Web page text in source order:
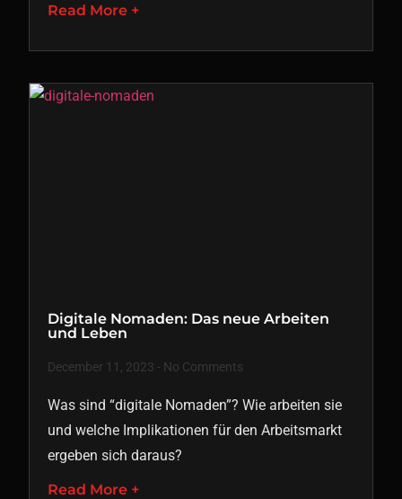
Read More +
Digitale Nomaden: Das neue Arbeiten
und Leben
December 11, 2023 No Comments
Was sind “digitale Nomaden”? Wie arbeiten sie
und welche Implikationen für den Arbeitsmarkt
ergeben sich daraus?
Read More +